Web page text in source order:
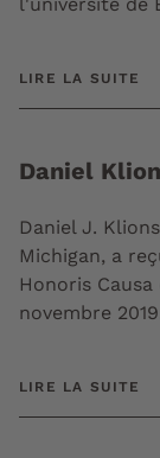
LIRE LA SUITE
Daniel
Daniel J.
Michigan, a
Honoris
novembre
LIRE LA SUITE